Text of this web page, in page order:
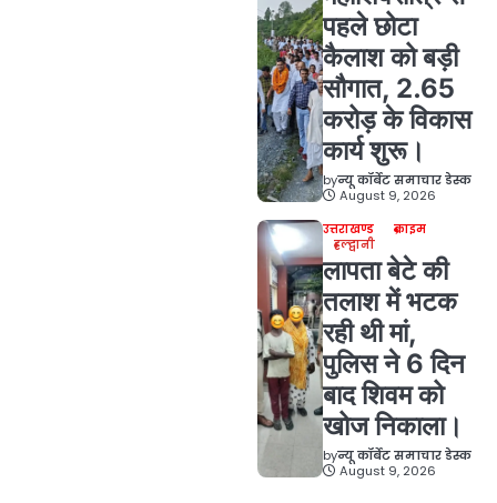
पहले छोटा
कैलाश को बड़ी
सौगात, 2.65
करोड़ के विकास
कार्य शुरू।
byन्यू कॉर्बेट समाचार डेस्क
August 9, 2026
उत्तराखण्ड
क्राइम
हल्द्वानी
लापता बेटे की
तलाश में भटक
रही थी मां,
पुलिस ने 6 दिन
बाद शिवम को
खोज निकाला।
byन्यू कॉर्बेट समाचार डेस्क
August 9, 2026